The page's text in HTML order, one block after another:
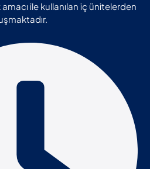
ile kullanılan iç ünitelerden